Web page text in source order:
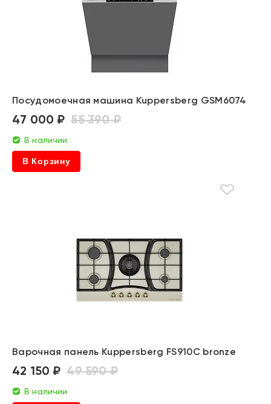
Посудомоечная машина Kuppersberg GSM6074
47 000 ₽ 55 390 ₽
В наличии
В Корзину
Варочная панель Kuppersberg FS910C bronze
42 150 ₽ 49 590 ₽
В наличии